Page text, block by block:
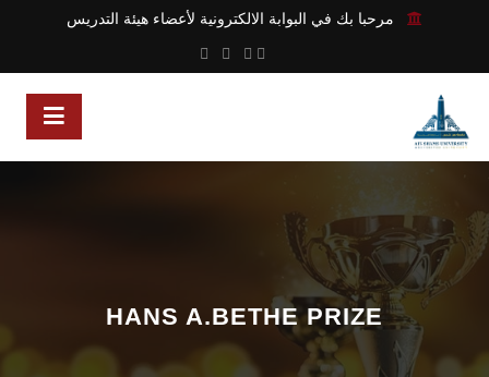
مرحبا بك في البوابة الالكترونية لأعضاء هيئة التدريس
HANS A.BETHE PRIZE